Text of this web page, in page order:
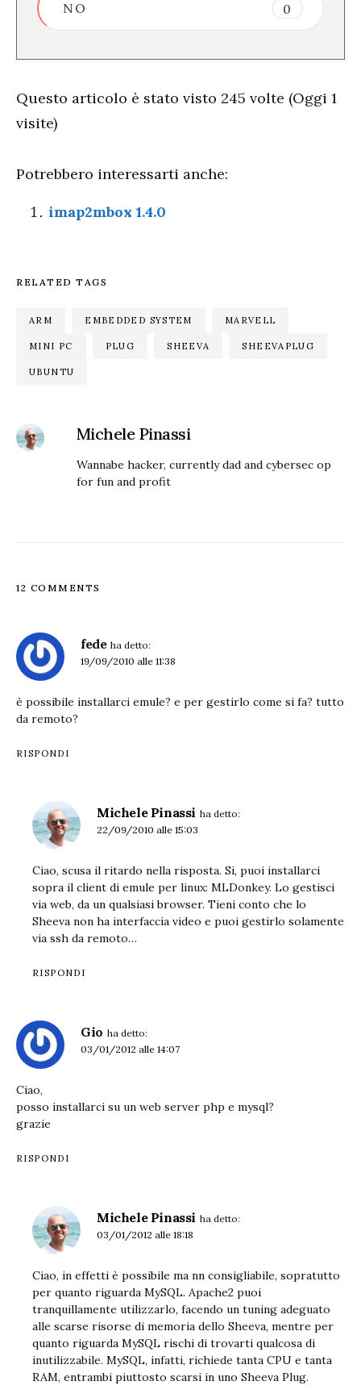
NO 0
Questo articolo è stato visto 245 volte (Oggi 1
visite)
Potrebbero interessarti anche:
imap2mbox 1.4.0
RELATED TAGS
ARM EMBEDDED SYSTEM MARVELL
MINI PC PLUG SHEEVA SHEEVAPLUG
UBUNTU
Michele Pinassi
Wannabe hacker, currently dad and cybersec op
for fun and profit
12 COMMENTS
fede ha detto:
19/09/2010 alle 11:38
è possibile installarci emule? e per gestirlo come si fa? tutto
da remoto?
RISPONDI
Michele Pinassi ha detto:
22/09/2010 alle 15:03
Ciao, scusa il ritardo nella risposta. Si, puoi installarci
sopra il client di emule per linux: MLDonkey. Lo gestisci
via web, da un qualsiasi browser. Tieni conto che lo
Sheeva non ha interfaccia video e puoi gestirlo solamente
via ssh da remoto…
RISPONDI
Gio ha detto:
03/01/2012 alle 14:07
Ciao,
posso installarci su un web server php e mysql?
grazie
RISPONDI
Michele Pinassi ha detto:
03/01/2012 alle 18:18
Ciao, in effetti è possibile ma nn consigliabile, sopratutto
per quanto riguarda MySQL. Apache2 puoi
tranquillamente utilizzarlo, facendo un tuning adeguato
alle scarse risorse di memoria dello Sheeva, mentre per
quanto riguarda MySQL rischi di trovarti qualcosa di
inutilizzabile. MySQL, infatti, richiede tanta CPU e tanta
RAM, entrambi piuttosto scarsi in uno Sheeva Plug.